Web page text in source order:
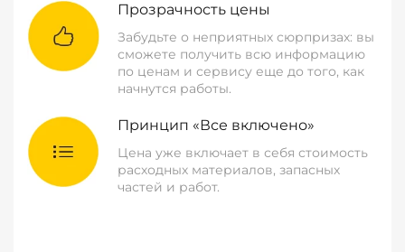
Прозрачность цены
Забудьте о неприятных сюрпризах: вы
сможете получить всю информацию
по ценам и сервису еще до того, как
начнутся работы.
Принцип «Все включено»
Цена уже включает в себя стоимость
расходных материалов, запасных
частей и работ.